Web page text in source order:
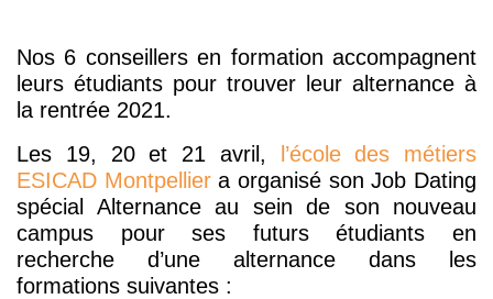
Nos 6 conseillers en formation accompagnent
leurs étudiants pour trouver leur alternance à
la rentrée 2021.
Les 19, 20 et 21 avril, l’école des métiers
ESICAD Montpelliera organisé son Job Dating
spécial Alternance au sein de son nouveau
campus pour ses futurs étudiants en
recherche d’une alternance dans les
formations suivantes :